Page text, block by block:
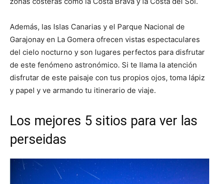
Además, las Islas Canarias y el Parque Nacional de
Garajonay en La Gomera ofrecen vistas espectaculares
del cielo nocturno y son lugares perfectos para disfrutar
de este fenómeno astronómico. Si te llama la atención
disfrutar de este paisaje con tus propios ojos, toma lápiz
y papel y ve armando tu itinerario de viaje.
Los mejores 5 sitios para ver las
perseidas